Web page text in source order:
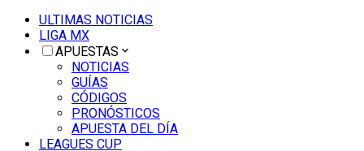
ULTIMAS NOTICIAS
LIGA MX
APUESTAS
NOTICIAS
GUÍAS
CÓDIGOS
PRONÓSTICOS
APUESTA DEL DÍA
LEAGUES CUP